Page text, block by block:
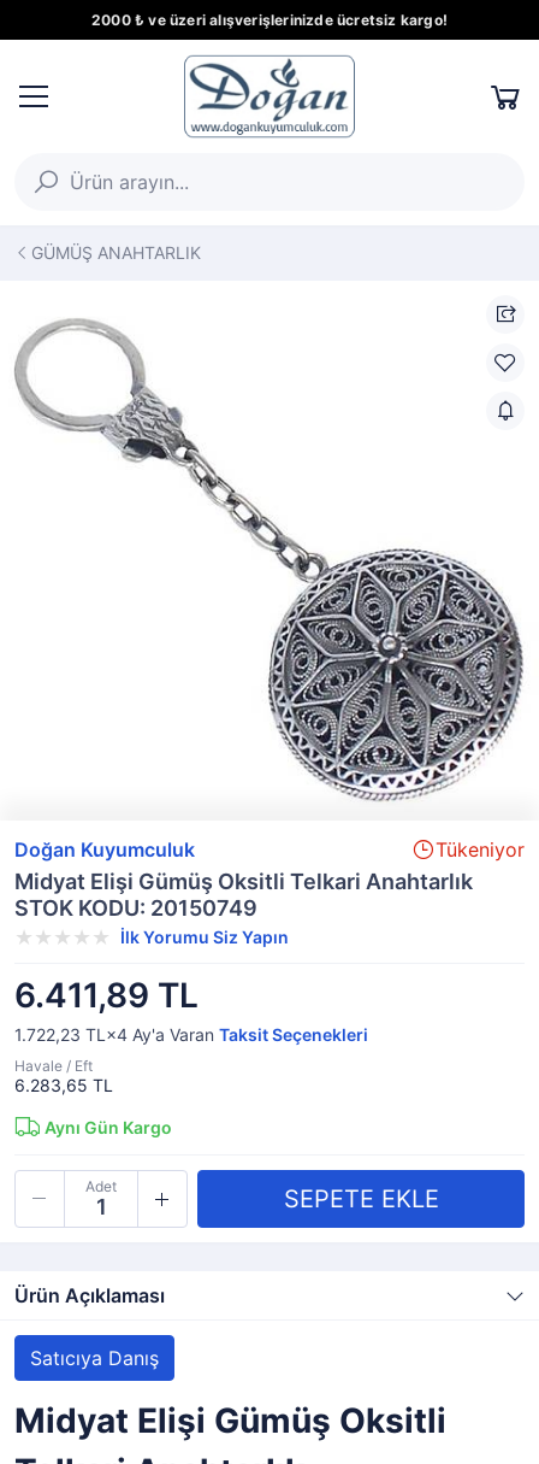
2000 ₺ ve üzeri alışverişlerinizde ücretsiz kargo!
GÜMÜŞ ANAHTARLIK
Doğan Kuyumculuk Tükeniyor
Midyat Elişi Gümüş Oksitli Telkari Anahtarlık
STOK KODU: 20150749
İlk Yorumu Siz Yapın
6.411,89 TL
1.722,23 TL×4 Ay'a Varan Taksit Seçenekleri
Havale / Eft
6.283,65 TL
Aynı Gün Kargo
Adet
Ürün Açıklaması
Satıcıya Danış
Midyat Elişi Gümüş Oksitli